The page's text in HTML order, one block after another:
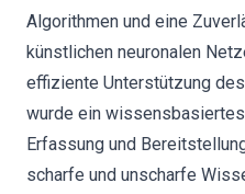
Algorithmen und eine
künstlichen neuronalen
effiziente Unterstützung
wurde ein
Erfassung und
scharfe und unscharfe